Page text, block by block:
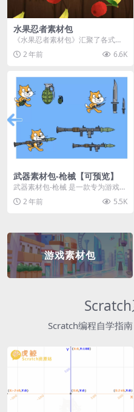
水果忍者素材包
《水果忍者素材包》汇聚了各式鲜
美诱人的水果图像与清脆悦耳的切
割音效，专为追求极致...
2 年前 6.6K
武器素材包-枪械【可预览】
武器素材包-枪械 是一款专为游戏开
发者和创作者设计的素材包，包含
多种高质量的枪械...
2 年前 5.5K
游戏素材包
Scratch编程自学指